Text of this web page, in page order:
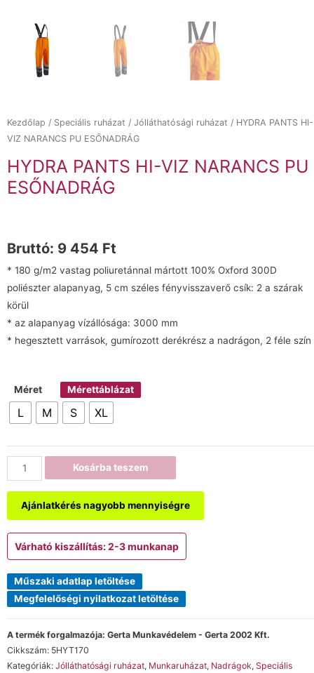
Kezdőlap / Speciális ruházat / Jólláthatósági ruházat / HYDRA PANTS HI-
VIZ NARANCS PU ESŐNADRÁG
HYDRA PANTS HI-VIZ NARANCS PU
ESŐNADRÁG
Bruttó: 9 454 Ft
* 180 g/m2 vastag poliuretánnal mártott 100% Oxford 300D
poliészter alapanyag, 5 cm széles fényvisszaverő csík: 2 a szárak
körül
* az alapanyag vízállósága: 3000 mm
* hegesztett varrások, gumírozott derékrész a nadrágon, 2 féle szín
Méret Mérettáblázat
L M S XL
Kosárba teszem
Ajánlatkérés nagyobb mennyiségre
Várható kiszállítás: 2-3 munkanap
Műszaki adatlap letöltése
Megfelelőségi nyilatkozat letöltése
A termék forgalmazója: Gerta Munkavédelem - Gerta 2002 Kft.
Cikkszám: 5HYT170
Kategóriák: Jólláthatósági ruházat, Munkaruházat, Nadrágok, Speciális